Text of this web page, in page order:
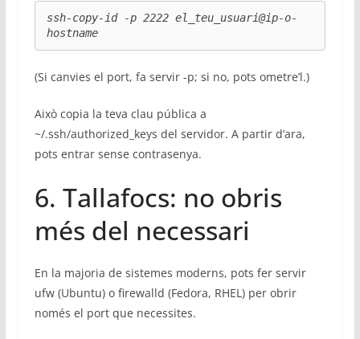
ssh-copy-id -p 2222 el_teu_usuari@ip-o-
hostname
(Si canvies el port, fa servir -p; si no, pots ometre’l.)
Això copia la teva clau pública a
~/.ssh/authorized_keys del servidor. A partir d’ara,
pots entrar sense contrasenya.
6. Tallafocs: no obris
més del necessari
En la majoria de sistemes moderns, pots fer servir
ufw (Ubuntu) o firewalld (Fedora, RHEL) per obrir
només el port que necessites.